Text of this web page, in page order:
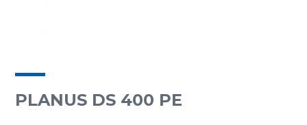
PLANUS DS 400 PE